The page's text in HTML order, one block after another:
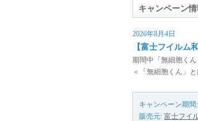
キャンペーン
2026年8月4日
【富士フイルム
期間中「無細胞く
＜「無細胞くん」
キャンペーン期間:
販売元: 富士フイ